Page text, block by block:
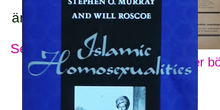
ämnesord:
Se alla ämnesord
Visa fler